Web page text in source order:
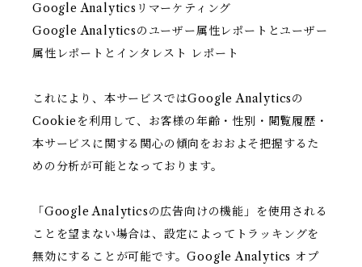
Google Analyticsリマーケティング
Google Analyticsのユーザー属性レポートとユーザー
属性レポートとインタレスト レポート
これにより、本サービスではGoogle Analyticsの
Cookieを利用して、お客様の年齢・性別・閲覧履歴・
本サービスに関する関心の傾向をおおよそ把握するた
めの分析が可能となっております。
「Google Analyticsの広告向けの機能」を使用される
ことを望まない場合は、設定によってトラッキングを
無効にすることが可能です。Google Analytics オプ